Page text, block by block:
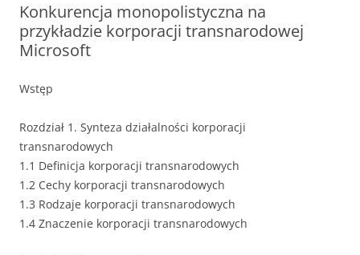
Konkurencja monopolistyczna na
przykładzie korporacji transnarodowej
Microsoft
Wstęp
Rozdział 1. Synteza działalności korporacji
transnarodowych
1.1 Definicja korporacji transnarodowych
1.2 Cechy korporacji transnarodowych
1.3 Rodzaje korporacji transnarodowych
1.4 Znaczenie korporacji transnarodowych